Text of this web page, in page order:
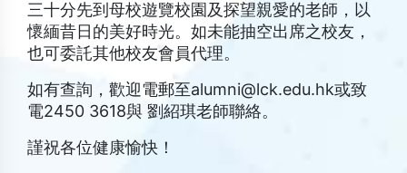
三十分先到母校遊覽校園及探望親愛的老師，以
懷緬昔日的美好時光。如未能抽空出席之校友，
也可委託其他校友會員代理。
如有查詢，歡迎電郵至alumni@lck.edu.hk或致
電2450 3618與 劉紹琪老師聯絡。
謹祝各位健康愉快！